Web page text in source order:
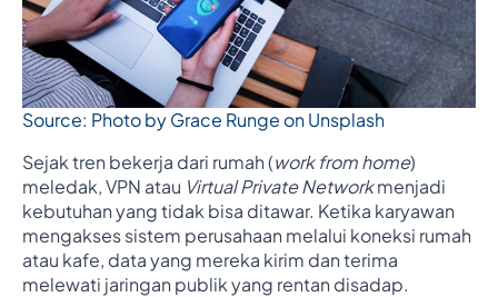
Source: Photo by Grace Runge on Unsplash
Sejak tren bekerja dari rumah (work from home)
meledak, VPN atau Virtual Private Networkmenjadi
kebutuhan yang tidak bisa ditawar. Ketika karyawan
mengakses sistem perusahaan melalui koneksi rumah
atau kafe, data yang mereka kirim dan terima
melewati jaringan publik yang rentan disadap.